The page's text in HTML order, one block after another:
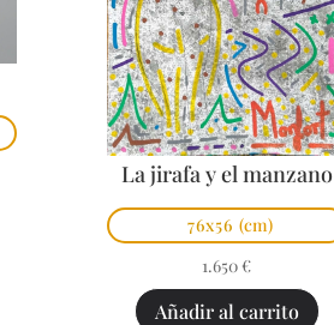
La jirafa y el manzano
76x56 (cm)
1.650 €
Añadir al carrito